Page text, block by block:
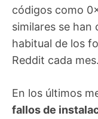
códigos como
similares se
habitual de los
Reddit cada mes.
En los últimos
fallos de